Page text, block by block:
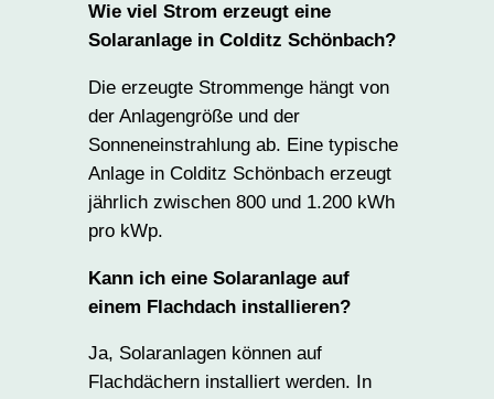
Wie viel Strom erzeugt eine
Solaranlage in Colditz Schönbach?
Die erzeugte Strommenge hängt von
der Anlagengröße und der
Sonneneinstrahlung ab. Eine typische
Anlage in Colditz Schönbach erzeugt
jährlich zwischen 800 und 1.200 kWh
pro kWp.
Kann ich eine Solaranlage auf
einem Flachdach installieren?
Ja, Solaranlagen können auf
Flachdächern installiert werden. In